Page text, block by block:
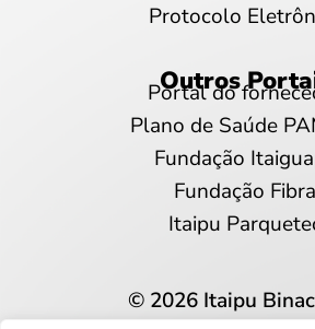
Protocolo
Outros
Portal do
Plano de Saúde
Fundação
Fundação Fibra
Itaipu
© 2026 Itaipu